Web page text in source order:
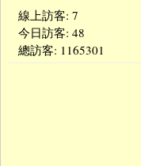
線上訪客: 7
今日訪客: 48
總訪客: 1165301